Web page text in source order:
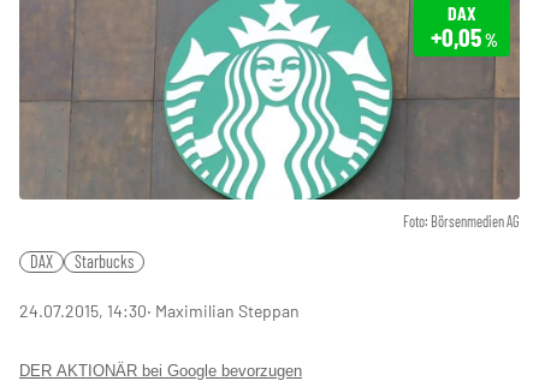
Foto: Börsenmedien AG
DAX
+0,05%
DAX Starbucks
24.07.2015, 14:30‧ Maximilian Steppan
DER AKTIONÄR bei Google bevorzugen